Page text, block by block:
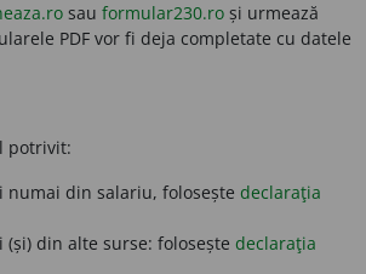
sau formular230.ro și urmează
PDF vor fi deja completate cu datele
potrivit:
numai din salariu, folosește declaraţia
(și) din alte surse: folosește declaraţia